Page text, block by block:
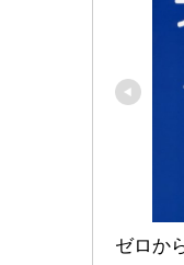
ゼロか